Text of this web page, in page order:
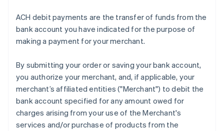
ACH debit payments are the transfer of funds from the
bank account you have indicated for the purpose of
making a payment for your merchant.
By submitting your order or saving your bank account,
you authorize your merchant, and, if applicable, your
merchant’s affiliated entities ("Merchant") to debit the
bank account specified for any amount owed for
charges arising from your use of the Merchant's
services and/or purchase of products from the
日本語 English
Letônia
English
Deutsch
English
Luxemburgo
FrançaisDeutschEnglish
Malásia
English 简体中文